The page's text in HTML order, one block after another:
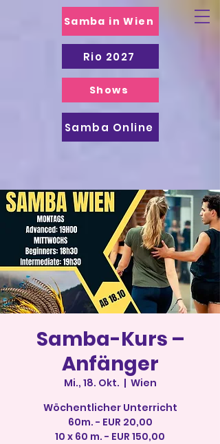
Samba in Wien
Samba Online
Shows
Rio 2027
Samba-Kurs –
Anfänger
Mi., 18. Okt.
  |
Wien
Wöchentlicher Unterricht
60m. - EUR 20,00
10 x 60 m. - EUR 150,00